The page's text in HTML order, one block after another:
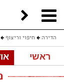
הדירה חיפוי וריצוף
ראשי